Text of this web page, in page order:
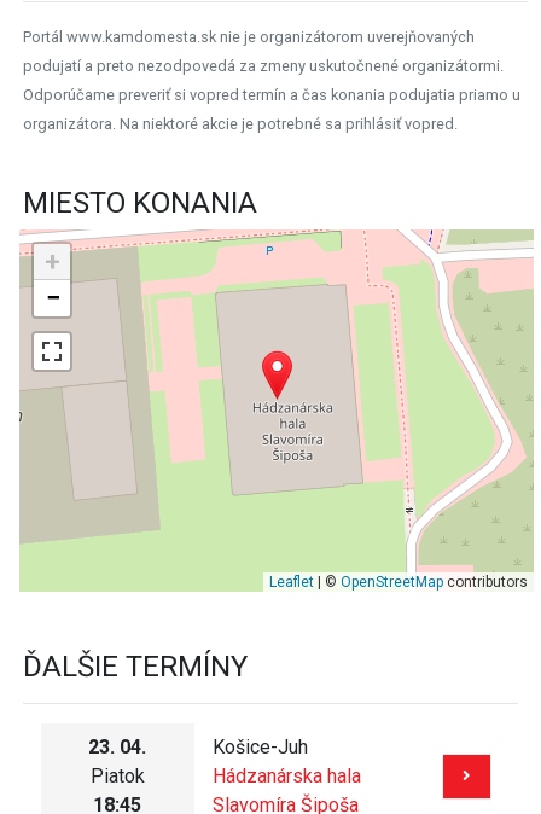
Portál www.kamdomesta.sk nie je organizátorom uverejňovaných
podujatí a preto nezodpovedá za zmeny uskutočnené organizátormi.
Odporúčame preveriť si vopred termín a čas konania podujatia priamo u
organizátora. Na niektoré akcie je potrebné sa prihlásiť vopred.
MIESTO KONANIA
+
−
Leaflet| © OpenStreetMapcontributors
ĎALŠIE TERMÍNY
23. 04.
Piatok
18:45
Košice-Juh
Hádzanárska hala
Slavomíra Šipoša